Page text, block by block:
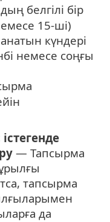
белгілі бір
15-ші)
күндері
немесе соңғы
— Тапсырма
тапсырма
да